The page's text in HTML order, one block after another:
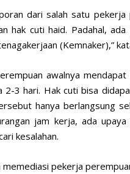
dari salah satu
hak cuti haid. Padahal,
(Kemnaker),”
awalnya
2-3 hari. Hak cuti bisa
hanya berlangsung
jam kerja, ada
kesalahan.
memediasi pekerja